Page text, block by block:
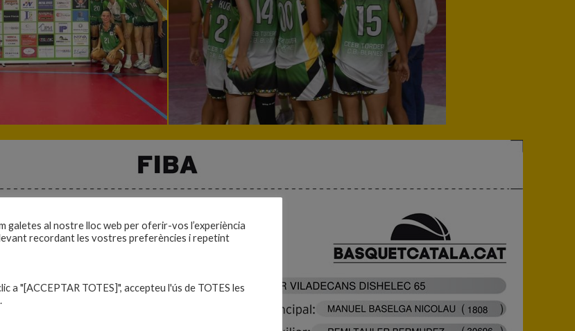
galetes al nostre lloc web per oferir-vos l’experiència
recordant les vostres preferències i repetint
a "[ACCEPTAR TOTES]", accepteu l'ús de TOTES les